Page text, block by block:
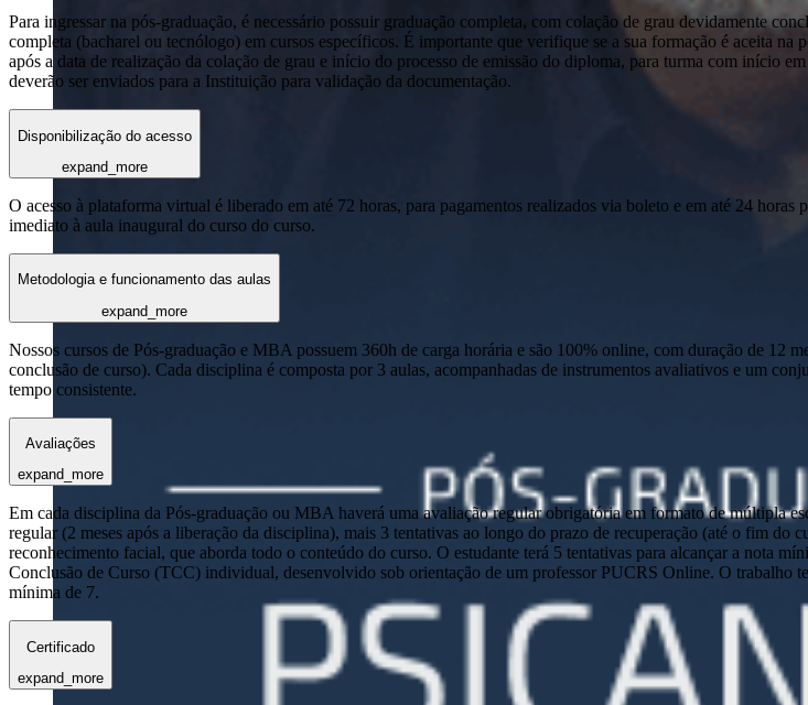
Para ingressar na pós-graduação, é necessário possuir graduação completa, com colação de grau devidamente
completa (bacharel ou tecnólogo) em cursos específicos. É importante que verifique se a sua formação é aceita
após a data de realização da colação de grau e início do processo de emissão do diploma, para turma com início
deverão ser enviados para a Instituição para validação da documentação.
Disponibilização do acesso
expand_more
O acesso à plataforma virtual é liberado em até 72 horas, para pagamentos realizados via boleto e em até 24
imediato à aula inaugural do curso do curso.
Metodologia e funcionamento das aulas
expand_more
Nossos cursos de Pós-graduação e MBA possuem 360h de carga horária e são 100% online, com duração de 12
conclusão de curso). Cada disciplina é composta por 3 aulas, acompanhadas de instrumentos avaliativos e um
tempo consistente.
Avaliações
expand_more
Em cada disciplina da Pós-graduação ou MBA haverá uma avaliação regular obrigatória em formato de múltipla
regular (2 meses após a liberação da disciplina), mais 3 tentativas ao longo do prazo de recuperação (até o fim
reconhecimento facial, que aborda todo o conteúdo do curso. O estudante terá 5 tentativas para alcançar a nota
Conclusão de Curso (TCC) individual, desenvolvido sob orientação de um professor PUCRS Online. O trabalho
mínima de 7.
Certificado
expand_more